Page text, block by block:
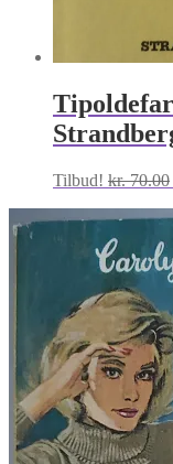
Tilbud! kr.70.00